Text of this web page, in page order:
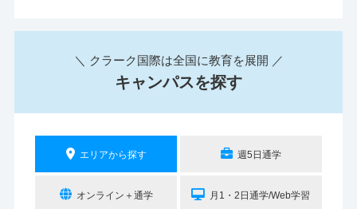
＼ クラーク国際は全国に教育を展開 ／
キャンパスを探す
エリアから探す 週5日通学
オンライン＋通学 月1・2日通学/Web学習